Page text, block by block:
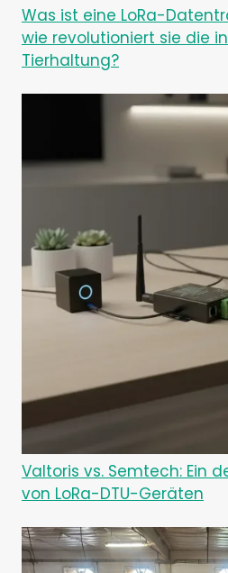
Was ist eine LoRa-
wie revolutioniert sie die
Tierhaltung?
Valtoris vs. Semtech: Ein
von LoRa-DTU-Geräten